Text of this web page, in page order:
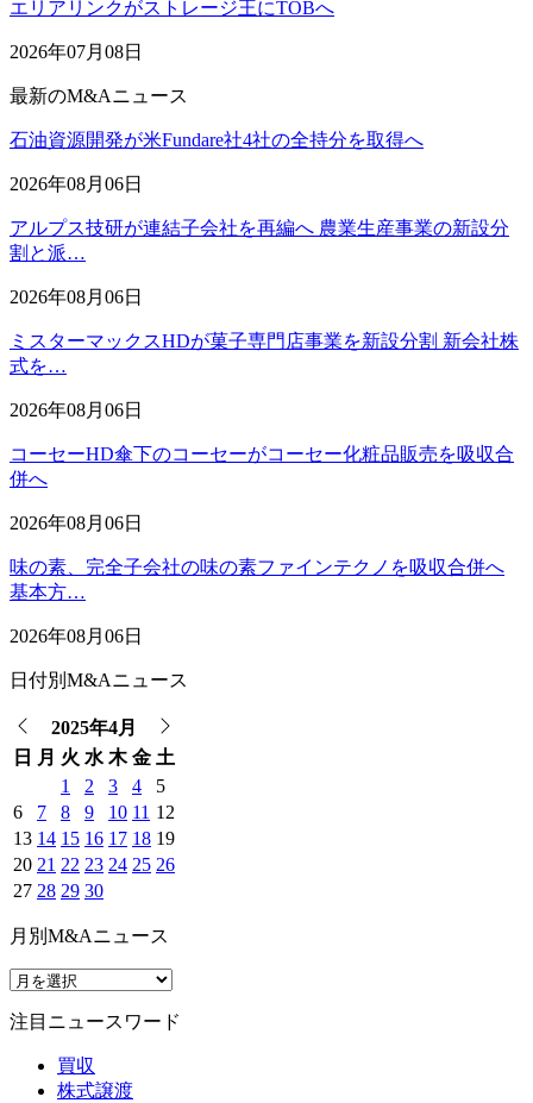
エリアリンクがストレージ王にTOBへ
2026年07月08日
最新のM&Aニュース
石油資源開発が米Fundare社4社の全持分を取得へ
2026年08月06日
アルプス技研が連結子会社を再編へ 農業生産事業の新設分
割と派…
2026年08月06日
ミスターマックスHDが菓子専門店事業を新設分割 新会社株
式を…
2026年08月06日
コーセーHD傘下のコーセーがコーセー化粧品販売を吸収合
併へ
2026年08月06日
味の素、完全子会社の味の素ファインテクノを吸収合併へ
基本方…
2026年08月06日
日付別M&Aニュース
2025年4月
日
月 火 水 木 金 土
1
2 3 4
5
6
7 8 9 10 11 12
13 14 15 16 17 18 19
20 21 22 23 24 25 26
27 28 29 30
月別M&Aニュース
注目ニュースワード
買収
株式譲渡